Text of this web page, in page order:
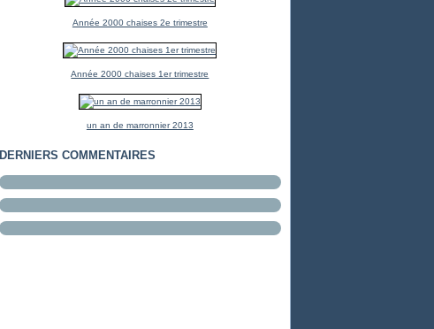
Année 2000 chaises 2e trimestre
Année 2000 chaises 1er trimestre
un an de marronnier 2013
DERNIERS COMMENTAIRES